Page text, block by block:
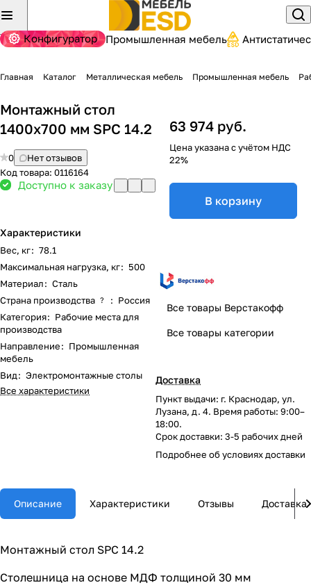
Конфигуратор Промышленная мебель
Главная Каталог Металлическая мебель Промышленная мебель
Монтажный стол
1400x700 мм SPC 14.2
0
Нет отзывов
Код товара: 0116164
Доступно к заказу
Характеристики
Вес, кг: 78.1
Максимальная нагрузка, кг: 500
Материал: Сталь
Страна производства ? : Россия
Категория: Рабочие места для
производства
Направление: Промышленная
мебель
Вид: Электромонтажные столы
Все характеристики
63 974 руб.
Цена указана с учётом НДС
22%
В корзину
Все товары Верстакофф
Все товары категории
Доставка
Пункт выдачи: г. Краснодар, ул.
Лузана, д. 4. Время работы: 9:00–
18:00.
Срок доставки: 3-5 рабочих дней
Подробнее обусловиях доставки
Описание Характеристики Отзывы Доставка
Монтажный стол SPC 14.2
Столешница на основе МДФ толщиной 30 мм